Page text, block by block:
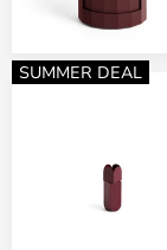
SUMMER DEAL